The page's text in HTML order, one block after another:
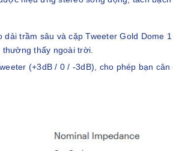
trầm sâu và cặp Tweeter Gold Dome
thấy ngoài trời.
(+3dB / 0 / -3dB), cho phép bạn cân